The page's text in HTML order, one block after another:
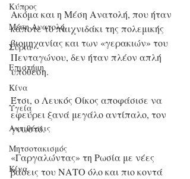
Κύπρος
Μέση Ανατολή
Σύρια
Επιστήμη
Kίνα
Υγεία
Aντιθέσεις
Μητσοτακισμός
Κίνα
Ακόμα και η Μέση Ανατολή, που ήταν
κάποτε το παιχνιδάκι της πολεμικής
βιομηχανίας και των «γερακιών» του
Πενταγώνου, δεν ήταν πλέον απλή
υπόθεση.
Έτσι, ο Λευκός Οίκος αποφάσισε να
εφεύρει ξανά μεγάλο αντίπαλο, τον
γνωστό.
«Γαργαλώντας» τη Ρωσία με νέες
βάσεις του ΝΑΤΟ όλο και πιο κοντά